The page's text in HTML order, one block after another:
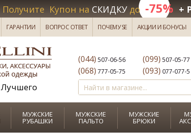
Получите Купон на СКИДКУдо -75% +
ГАРАНТИИ ВОПРОС ОТВЕТ ПОЧЕМУ SE АКЦИИ И БОНУСЫ
Лучшего
(044) 507-06-56 (099) 507-05-77
(068) 777-05-75 (093) 077-077-5
МУЖСКИЕ
РУБАШКИ
МУЖСКИЕ
ПАЛЬТО
МУЖСКИЕ
БРЮКИ